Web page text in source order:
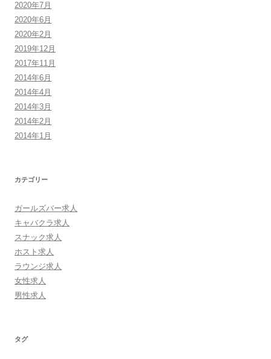
2020年7月
2020年6月
2020年2月
2019年12月
2017年11月
2014年6月
2014年4月
2014年3月
2014年2月
2014年1月
カテゴリー
ガールズバー求人
キャバクラ求人
スナック求人
ホスト求人
ラウンジ求人
女性求人
男性求人
タグ